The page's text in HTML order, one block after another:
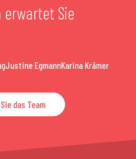
erwartet Sie
Justine EgmannKarina Krämer
das Team